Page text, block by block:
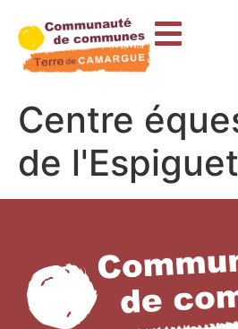
principal
Centre
de